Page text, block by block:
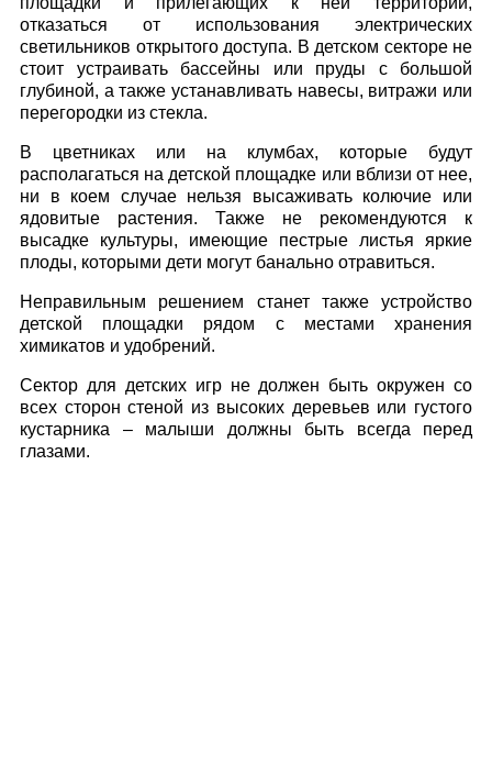
отказаться от использования электрических
светильников открытого доступа. В детском секторе не
стоит устраивать бассейны или пруды с большой
глубиной, а также устанавливать навесы, витражи или
перегородки из стекла.
В цветниках или на клумбах, которые будут
располагаться на детской площадке или вблизи от нее,
ни в коем случае нельзя высаживать колючие или
ядовитые растения. Также не рекомендуются к
высадке культуры, имеющие пестрые листья яркие
плоды, которыми дети могут банально отравиться.
Неправильным решением станет также устройство
детской площадки рядом с местами хранения
химикатов и удобрений.
Сектор для детских игр не должен быть окружен со
всех сторон стеной из высоких деревьев или густого
кустарника – малыши должны быть всегда перед
глазами.